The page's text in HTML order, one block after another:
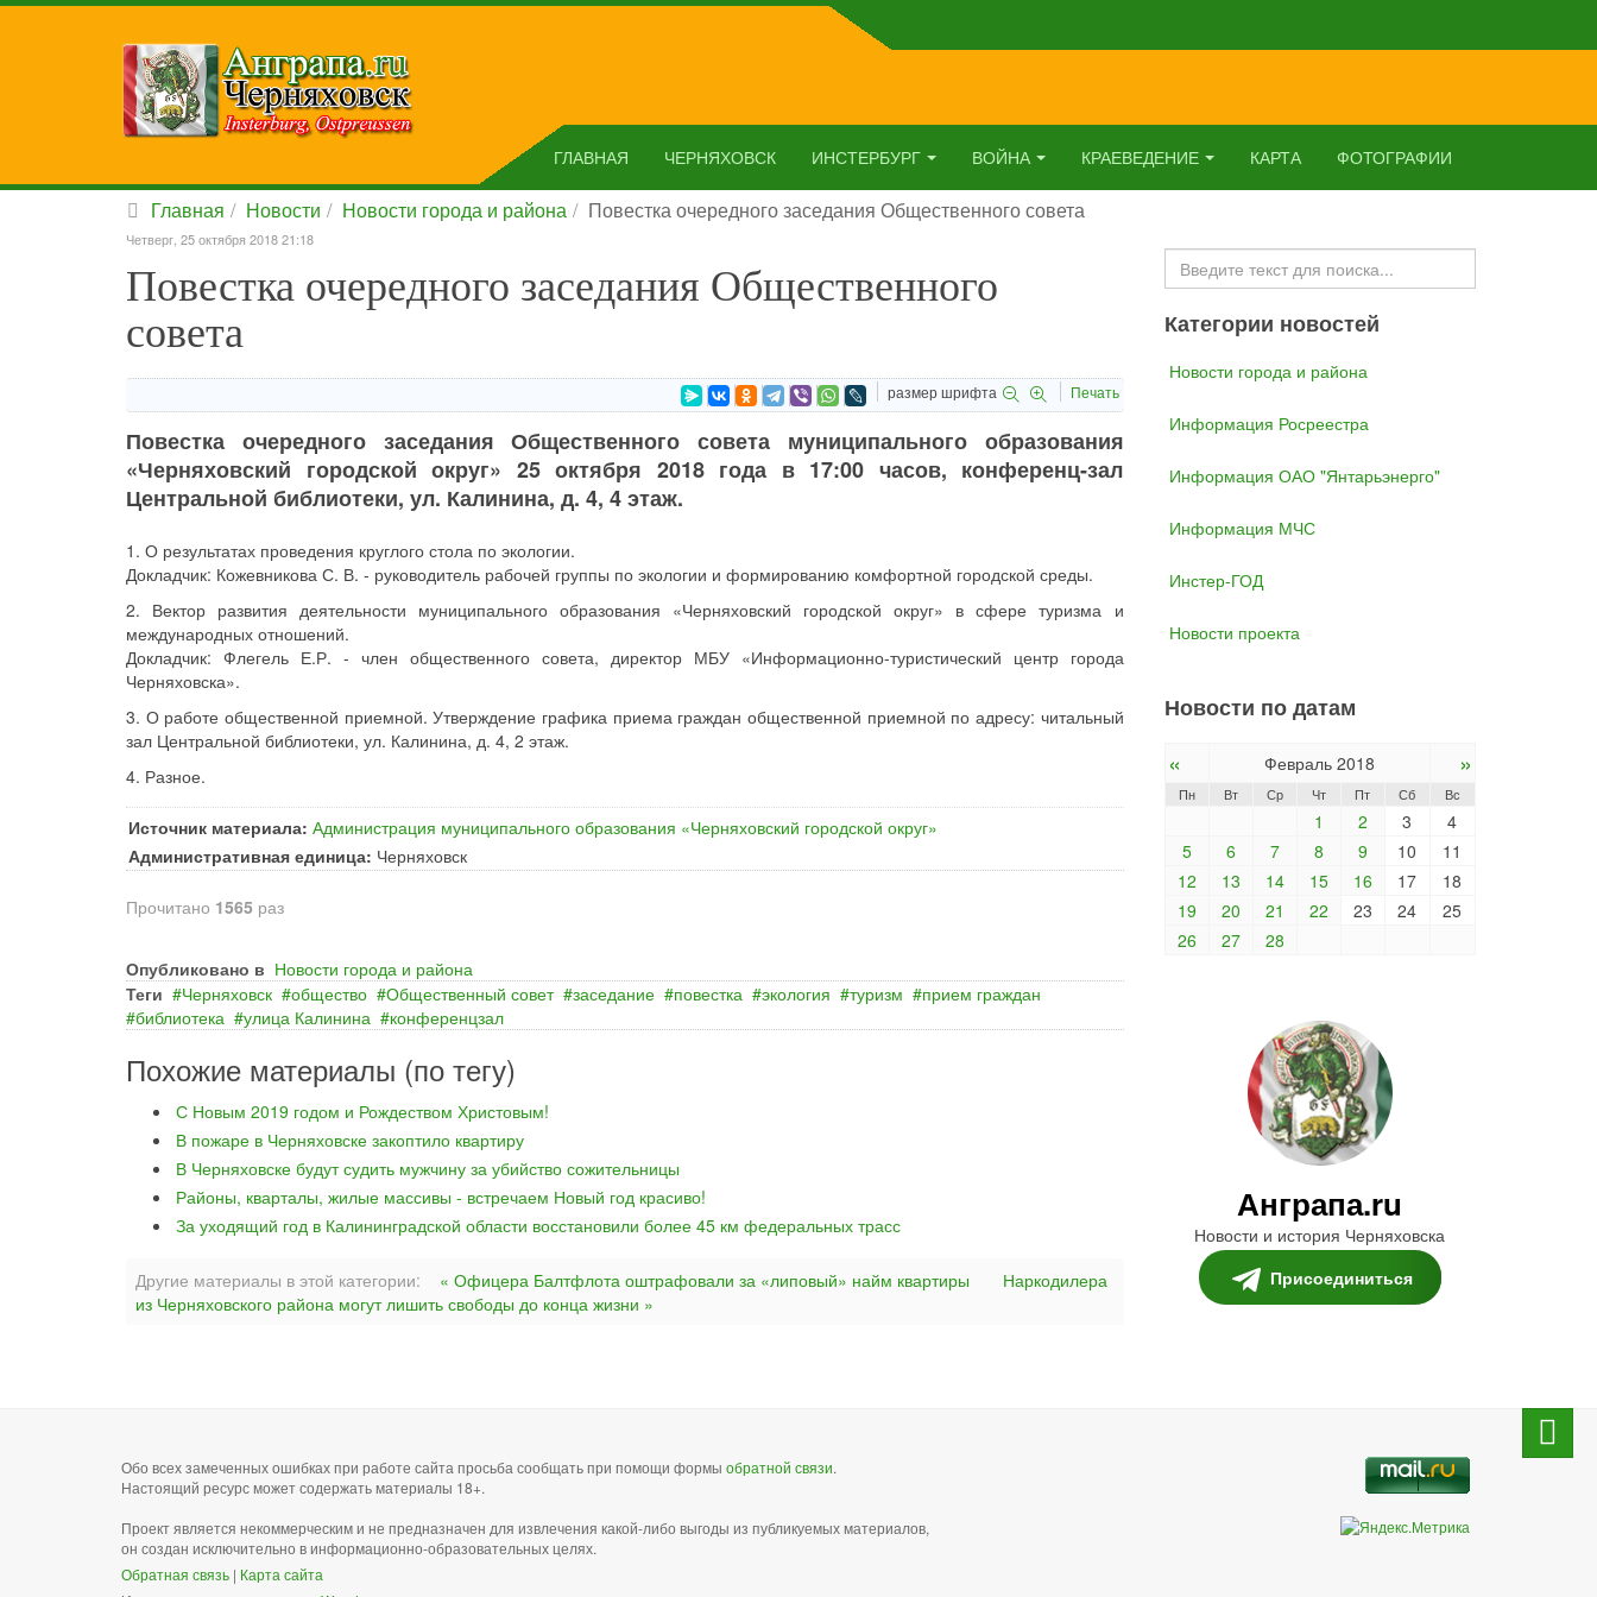
ГЛАВНАЯ ЧЕРНЯХОВСК ИНСТЕРБУРГ ВОЙНА КРАЕВЕДЕНИЕ КАРТА ФОТОГРАФИИ
Главная Новости Новости города и района Повестка очередного заседания Общественного совета
Четверг, 25 октября 2018 21:18
Повестка очередного заседания Общественного
совета
размер шрифта Печать
Повестка очередного заседания Общественного совета муниципального образования
«Черняховский городской округ» 25 октября 2018 года в 17:00 часов, конференц-зал
Центральной библиотеки, ул. Калинина, д. 4, 4 этаж.
1. О результатах проведения круглого стола по экологии.
Докладчик: Кожевникова С. В. - руководитель рабочей группы по экологии и формированию комфортной городской среды.
2. Вектор развития деятельности муниципального образования «Черняховский городской округ» в сфере туризма и
международных отношений.
Докладчик: Флегель Е.Р. - член общественного совета, директор МБУ «Информационно-туристический центр города
Черняховска».
3. О работе общественной приемной. Утверждение графика приема граждан общественной приемной по адресу: читальный
зал Центральной библиотеки, ул. Калинина, д. 4, 2 этаж.
4. Разное.
Источник материала: Администрация муниципального образования «Черняховский городской округ»
Административная единица: Черняховск
Прочитано 1565 раз
Опубликовано в Новости города и района
Теги
Черняховск общество Общественный совет заседание повестка экология туризм
прием граждан
библиотека
улица Калинина конференцзал
Похожие материалы (по тегу)
С Новым 2019 годом и Рождеством Христовым!
В пожаре в Черняховске закоптило квартиру
В Черняховске будут судить мужчину за убийство сожительницы
Районы, кварталы, жилые массивы - встречаем Новый год красиво!
За уходящий год в Калининградской области восстановили более 45 км федеральных трасс
Другие материалы в этой категории: « Офицера Балтфлота оштрафовали за «липовый» найм квартиры
Наркодилера
из Черняховского района могут лишить свободы до конца жизни »
Искать...
Категории новостей
Новости города и района
Информация Росреестра
Информация ОАО "Янтарьэнерго"
Информация МЧС
Инстер-ГОД
Новости проекта
Новости по датам
« Февраль 2018 »
Пн Вт Ср Чт Пт Сб Вс
1 2 3
4
5
6 7 8 9 10
11
12
13 14 15 16 17
18
19
20 21 22 23 24
25
26
27 28
Анграпа.ru
Новости и история Черняховска
Присоединиться
Обо всех замеченных ошибках при работе сайта просьба сообщать при помощи формы обратной связи.
Настоящий ресурс может содержать материалы 18+.
Проект является некоммерческим и не предназначен для извлечения какой-либо выгоды из публикуемых материалов,
он создан исключительно в информационно-образовательных целях.
Обратная связь | Карта сайта